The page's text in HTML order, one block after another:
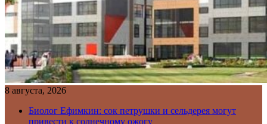
8 августа, 2026
Биолог Ефимкин: сок петрушки и сельдерея могут
привести к солнечному ожогу